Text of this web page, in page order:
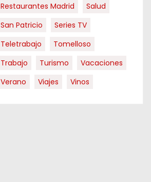
Restaurantes Madrid
Salud
San Patricio
Series TV
Teletrabajo
Tomelloso
Trabajo
Turismo
Vacaciones
Verano
Viajes Vinos